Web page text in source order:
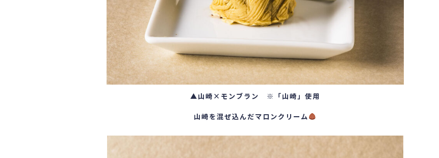
▲山崎×モンブラン ※「山崎」使用
山崎を混ぜ込んだマロンクリーム